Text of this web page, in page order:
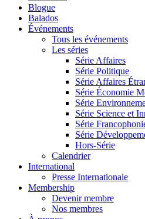
Blogue
Balados
Événements
Tous les événements
Les séries
Série Affaires
Série Politique
Série Affaires
Série Économie
Série
Série Science et
Série
Série
Hors-Série
Calendrier
International
Presse Internationale
Membership
Devenir membre
Nos membres